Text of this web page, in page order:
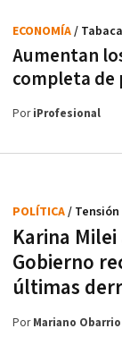
Aumentan
completa de
ECONOMÍA/
PoriProfesional
Karina
Gobierno
últimas
POLÍTICA/
PorMariano Obarrio